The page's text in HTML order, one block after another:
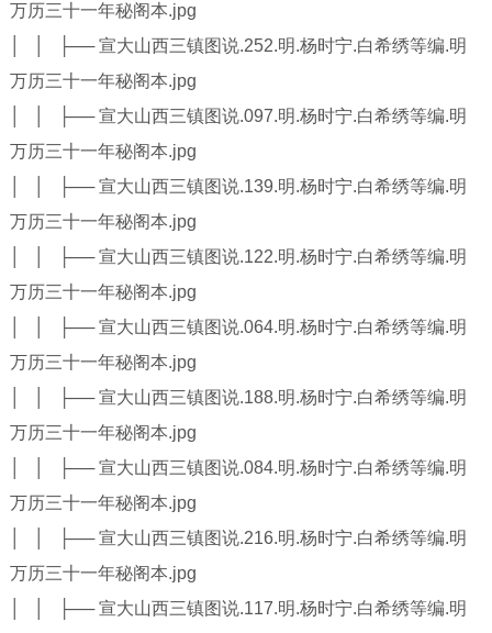
万历三十一年秘阁本.jpg
│ │ ├── 宣大山西三镇图说.252.明.杨时宁.白希绣等编.明
万历三十一年秘阁本.jpg
│ │ ├── 宣大山西三镇图说.097.明.杨时宁.白希绣等编.明
万历三十一年秘阁本.jpg
│ │ ├── 宣大山西三镇图说.139.明.杨时宁.白希绣等编.明
万历三十一年秘阁本.jpg
│ │ ├── 宣大山西三镇图说.122.明.杨时宁.白希绣等编.明
万历三十一年秘阁本.jpg
│ │ ├── 宣大山西三镇图说.064.明.杨时宁.白希绣等编.明
万历三十一年秘阁本.jpg
│ │ ├── 宣大山西三镇图说.188.明.杨时宁.白希绣等编.明
万历三十一年秘阁本.jpg
│ │ ├── 宣大山西三镇图说.084.明.杨时宁.白希绣等编.明
万历三十一年秘阁本.jpg
│ │ ├── 宣大山西三镇图说.216.明.杨时宁.白希绣等编.明
万历三十一年秘阁本.jpg
│ │ ├── 宣大山西三镇图说.117.明.杨时宁.白希绣等编.明